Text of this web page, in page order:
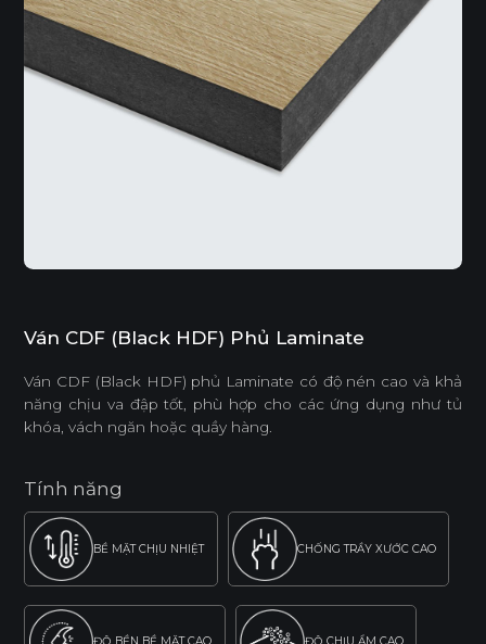
Ván CDF (Black HDF) Phủ Laminate
Ván CDF (Black HDF) phủ Laminate có độ nén cao và khả
năng chịu va đập tốt, phù hợp cho các ứng dụng như tủ
khóa, vách ngăn hoặc quầy hàng.
Tính năng
BỀ MẶT CHỊU NHIỆT CHỐNG TRẦY XƯỚC CAO
ĐỘ BỀN BỀ MẶT CAO ĐỘ CHỊU ẨM CAO